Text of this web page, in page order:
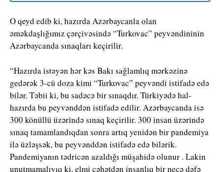
O qeyd edib ki, hazırda Azərbaycanla olan
əməkdaşlığımız çərçivəsində “Turkovac” peyvəndininin
Azərbaycanda sınaqları keçirilir.
“Hazırda istəyən hər kəs Bakı sağlamlıq mərkəzinə
gedərək 3-cü doza kimi “Turkovac” peyvəndi istifadə edə
bilər. Təbii ki, bu sadəcə bir sınaqdır. Türkiyədə hal-
hazırda bu peyvənddən istifadə edilir. Azərbaycanda isə
300 könüllü üzərində sınaq keçirilir. 300 insan üzərində
sınaq tamamlandıqdan sonra artıq yenidən bir pandemiya
ilə üzləşsək, bu peyvənddən istifadə edə bilərik.
Pandemiyanın tədricən azaldığı müşahidə olunur . Lakin
unutmamalıyıq ki, elmi cəhətdən insanlıq bir neçə dəfə